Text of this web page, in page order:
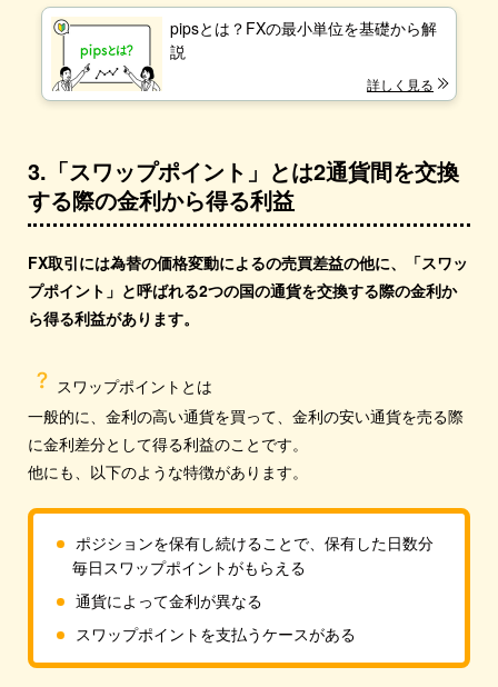
pipsとは？FXの最小単位を基礎から解
説
詳しく見る
3.「スワップポイント」とは2通貨間を交換
する際の金利から得る利益
FX取引には為替の価格変動によるの売買差益の他に、
「スワッ
プポイント」と呼ばれる2つの国の通貨を交換する際の金利か
ら得る利益があります。
スワップポイントとは
一般的に、金利の高い通貨を買って、金利の安い通貨を売る際
に金利差分として得る利益のことです。
他にも、以下のような特徴があります。
ポジションを保有し続けることで、保有した日数分
毎日スワップポイントがもらえる
通貨によって金利が異なる
スワップポイントを支払うケースがある